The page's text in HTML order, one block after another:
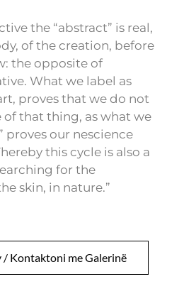
the “abstract” is real,
of the creation, before
the opposite of
What we label as
proves that we do not
of that thing, as what we
proves our nescience
this cycle is also a
for the
skin, in nature.”
/ Kontaktoni me Galerinë